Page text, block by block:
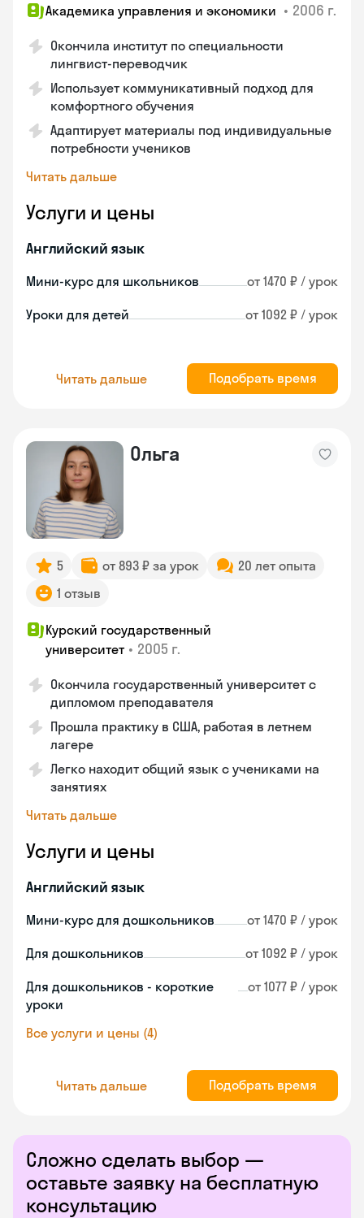
Академика управления и экономики • 2006 г.
Окончила институт по специальности
лингвист-переводчик
Использует коммуникативный подход для
комфортного обучения
Адаптирует материалы под индивидуальные
потребности учеников
Читать дальше
Услуги и цены
Английский язык
Мини-курс для школьников от 1470 ₽ / урок
Уроки для детей от 1092 ₽ / урок
Читать дальше Подобрать время
Ольга
5 от 893 ₽ за урок
20 лет опыта
1 отзыв
Курский государственный
университет • 2005 г.
Окончила государственный университет с
дипломом преподавателя
Прошла практику в США, работая в летнем
лагере
Легко находит общий язык с учениками на
занятиях
Читать дальше
Услуги и цены
Английский язык
Мини-курс для дошкольников от 1470 ₽ / урок
Для дошкольников от 1092 ₽ / урок
Для дошкольников - короткие
уроки
от 1077 ₽ / урок
Все услуги и цены (4)
Читать дальше Подобрать время
Сложно сделать выбор —
оставьте заявку на бесплатную
консультацию